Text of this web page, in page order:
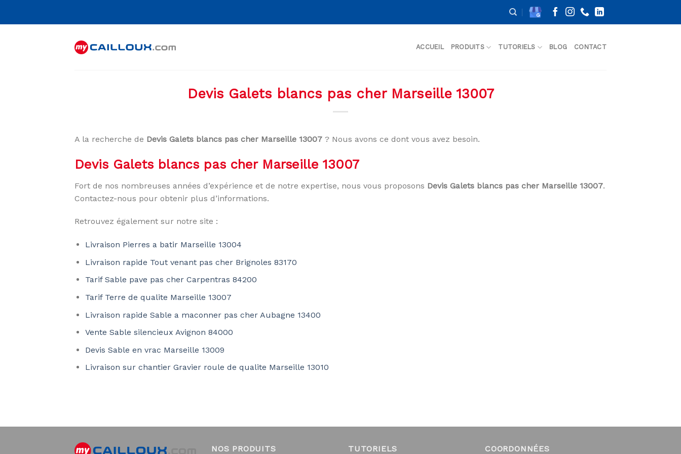
ACCUEIL PRODUITS TUTORIELS BLOG CONTACT
Devis Galets blancs pas cher Marseille 13007
A la recherche de Devis Galets blancs pas cher Marseille 13007 ? Nous avons ce dont vous avez besoin.
Devis Galets blancs pas cher Marseille 13007
Fort de nos nombreuses années d’expérience et de notre expertise, nous vous proposons Devis Galets blancs pas cher Marseille 13007.
Contactez-nous pour obtenir plus d’informations.
Retrouvez également sur notre site :
Livraison Pierres a batir Marseille 13004
Livraison rapide Tout venant pas cher Brignoles 83170
Tarif Sable pave pas cher Carpentras 84200
Tarif Terre de qualite Marseille 13007
Livraison rapide Sable a maconner pas cher Aubagne 13400
Vente Sable silencieux Avignon 84000
Devis Sable en vrac Marseille 13009
Livraison sur chantier Gravier roule de qualite Marseille 13010
NOS PRODUITS TUTORIELS COORDONNÉES